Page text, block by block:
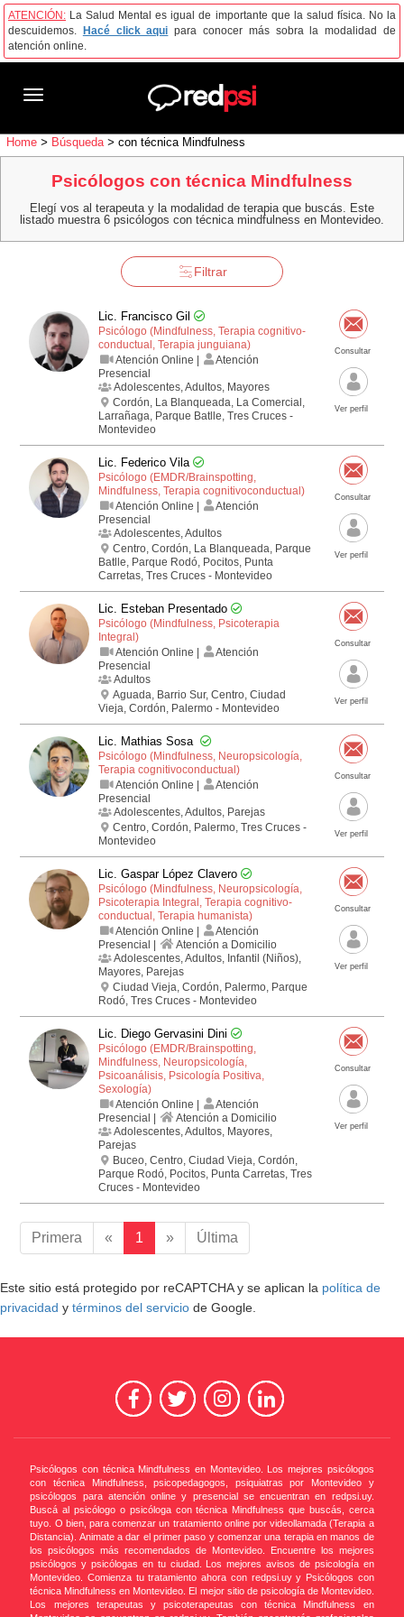
ATENCIÓN: La Salud Mental es igual de importante que la salud física. No la
descuidemos.
Hacé click aqui para conocer más sobra la modalidad de
atención online.
Toggle
Home > Búsqueda > con técnica Mindfulness
Psicólogos con técnica Mindfulness
Elegí vos al terapeuta y la modalidad de terapia que buscás. Este
listado muestra 6 psicólogos con técnica mindfulness en Montevideo.
Filtrar
Lic. Francisco Gil
Psicólogo (Mindfulness, Terapia cognitivo­
conductual, Terapia junguiana)
Atención Online |
Atención
Presencial
Adolescentes, Adultos, Mayores
Cordón, La Blanqueada, La Comercial,
Larrañaga, Parque Batlle, Tres Cruces -
Montevideo
Consultar
Ver perfil
Lic. Federico Vila
Psicólogo (EMDR/Brainspotting,
Mindfulness, Terapia cognitivo­conductual)
Atención Online |
Atención
Presencial
Adolescentes, Adultos
Centro, Cordón, La Blanqueada, Parque
Batlle, Parque Rodó, Pocitos, Punta
Carretas, Tres Cruces - Montevideo
Consultar
Ver perfil
Lic. Esteban Presentado
Psicólogo (Mindfulness, Psicoterapia
Integral)
Atención Online |
Atención
Presencial
Adultos
Aguada, Barrio Sur, Centro, Ciudad
Vieja, Cordón, Palermo - Montevideo
Consultar
Ver perfil
Lic. Mathias Sosa
Psicólogo (Mindfulness, Neuropsicología,
Terapia cognitivo­conductual)
Atención Online |
Atención
Presencial
Adolescentes, Adultos, Parejas
Centro, Cordón, Palermo, Tres Cruces -
Montevideo
Consultar
Ver perfil
Lic. Gaspar López Clavero
Psicólogo (Mindfulness, Neuropsicología,
Psicoterapia Integral, Terapia cognitivo­
conductual, Terapia humanista)
Atención Online |
Atención
Presencial |
Atención a Domicilio
Adolescentes, Adultos, Infantil (Niños),
Mayores, Parejas
Ciudad Vieja, Cordón, Palermo, Parque
Rodó, Tres Cruces - Montevideo
Consultar
Ver perfil
Lic. Diego Gervasini Dini
Psicólogo (EMDR/Brainspotting,
Mindfulness, Neuropsicología,
Psicoanálisis, Psicología Positiva,
Sexología)
Atención Online |
Atención
Presencial |
Atención a Domicilio
Adolescentes, Adultos, Mayores,
Parejas
Buceo, Centro, Ciudad Vieja, Cordón,
Parque Rodó, Pocitos, Punta Carretas, Tres
Cruces - Montevideo
Consultar
Ver perfil
Primera « 1 » Última
Este sitio está protegido por reCAPTCHA y se aplican la política de
privacidad y términos del servicio de Google.
Psicólogos con técnica Mindfulness en Montevideo. Los mejores psicólogos
con técnica Mindfulness, psicopedagogos, psiquiatras por Montevideo y
psicólogos para atención online y presencial se encuentran en redpsi.uy.
Buscá al psicólogo o psicóloga con técnica Mindfulness que buscás, cerca
tuyo. O bien, para comenzar un tratamiento online por videollamada (Terapia a
Distancia). Animate a dar el primer paso y comenzar una terapia en manos de
los psicólogos más recomendados de Montevideo. Encuentre los mejores
psicólogos y psicólogas en tu ciudad. Los mejores avisos de psicología en
Montevideo. Comienza tu tratamiento ahora con redpsi.uy y Psicólogos con
técnica Mindfulness en Montevideo. El mejor sitio de psicología de Montevideo.
Los mejores terapeutas y psicoterapeutas con técnica Mindfulness en